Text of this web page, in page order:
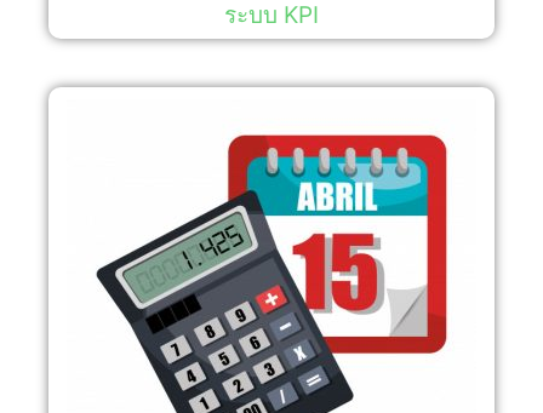
ระบบ KPI